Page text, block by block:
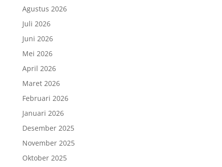
Agustus 2026
Juli 2026
Juni 2026
Mei 2026
April 2026
Maret 2026
Februari 2026
Januari 2026
Desember 2025
November 2025
Oktober 2025